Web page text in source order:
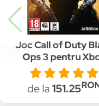
Joc Call of Duty
Ops 3 pentru
360
de la151.25